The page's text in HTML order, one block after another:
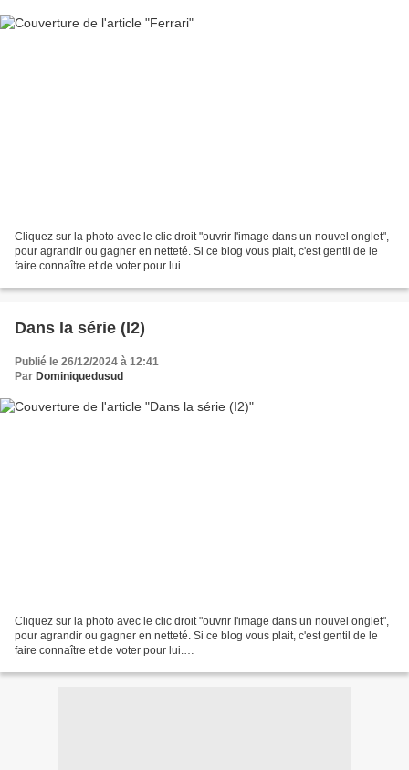
Cliquez sur la photo avec le clic droit "ouvrir l'image dans un nouvel onglet",
pour agrandir ou gagner en netteté. Si ce blog vous plait, c'est gentil de le
faire connaître et de voter pour lui.
Dans la série (I2)
Publié le 26/12/2024 à 12:41
Par Dominiquedusud
Cliquez sur la photo avec le clic droit "ouvrir l'image dans un nouvel onglet",
pour agrandir ou gagner en netteté. Si ce blog vous plait, c'est gentil de le
faire connaître et de voter pour lui.